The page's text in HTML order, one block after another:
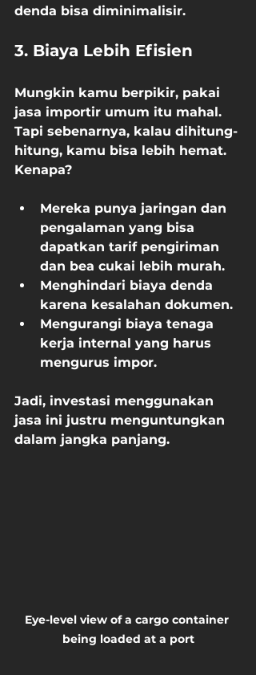
denda bisa diminimalisir.
3. Biaya Lebih Efisien
Mungkin kamu berpikir, pakai
jasa importir umum itu mahal.
Tapi sebenarnya, kalau dihitung-
hitung, kamu bisa lebih hemat.
Kenapa?
Mereka punya jaringan dan
pengalaman yang bisa
dapatkan tarif pengiriman
dan bea cukai lebih murah.
Menghindari biaya denda
karena kesalahan dokumen.
Mengurangi biaya tenaga
kerja internal yang harus
mengurus impor.
Jadi, investasi menggunakan
jasa ini justru menguntungkan
dalam jangka panjang.
Eye-level view of a cargo container
being loaded at a port